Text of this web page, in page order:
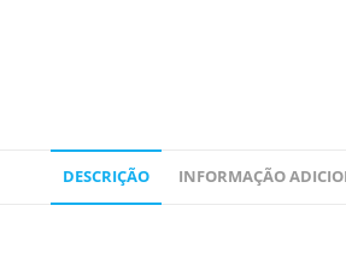
DESCRIÇÃO INFORMAÇÃO